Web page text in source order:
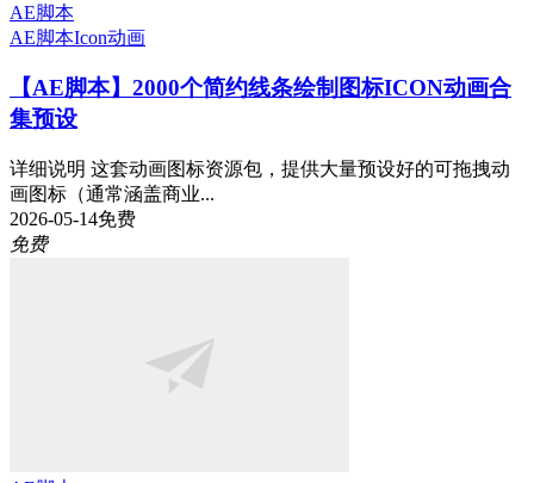
AE脚本
AE脚本Icon动画
【AE脚本】2000个简约线条绘制图标ICON动画合
集预设
详细说明 这套动画图标资源包，提供大量预设好的可拖拽动
画图标（通常涵盖商业...
2026-05-14免费
免费